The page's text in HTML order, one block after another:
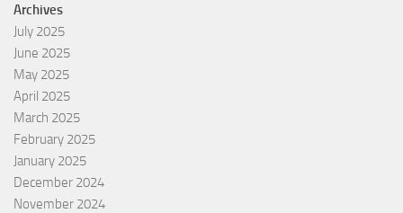
Archives
July 2025
June 2025
May 2025
April 2025
March 2025
February 2025
January 2025
December 2024
November 2024